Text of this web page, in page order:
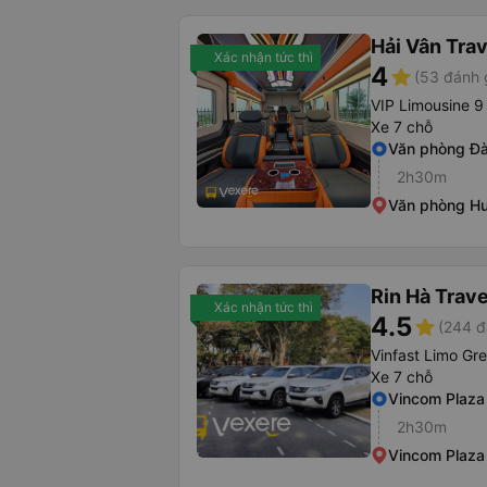
Xác nhận tức thì Hải Vân
4star (53 đánh
VIP Limousine
Xe 7 chỗ
Văn phòng
2h30m
Văn phòng
Xác nhận tức thì Rin Hà
4.5star (244
Vinfast Limo
Xe 7 chỗ
Vincom
2h30m
Vincom